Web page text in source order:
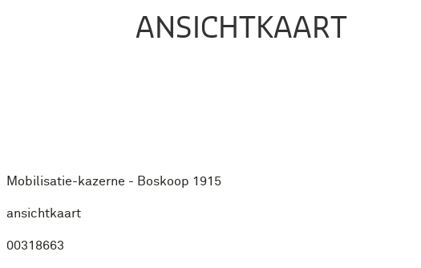
ANSICHTKAART
Mobilisatie-kazerne - Boskoop 1915
ansichtkaart
00318663